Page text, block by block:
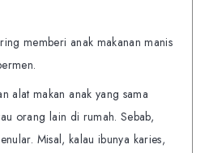
memberi anak makanan manis
alat makan anak yang sama
orang lain di rumah. Sebab,
Misal, kalau ibunya karies,